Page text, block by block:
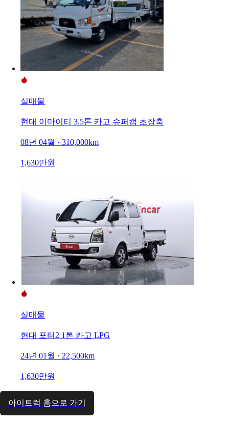
실매물
현대 이마이티 3.5톤 카고 슈퍼캡 초장축
08년 04월 · 310,000km
1,630만원
실매물
현대 포터2 1톤 카고 LPG
24년 01월 · 22,500km
1,630만원
아이트럭 홈으로 가기